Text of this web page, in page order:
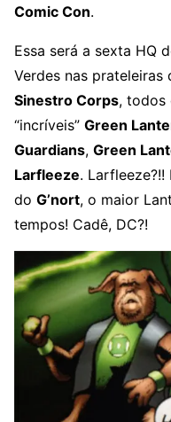
Comic Con.
Essa será a sexta HQ
Verdes nas prateleiras
Sinestro Corps, todos
“incríveis” Green
Guardians, Green
Larfleeze. Larfleeze?!!
do G’nort, o maior
tempos! Cadê, DC?!